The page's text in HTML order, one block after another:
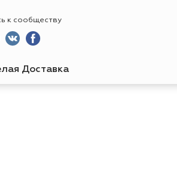
к сообществу
Доставка